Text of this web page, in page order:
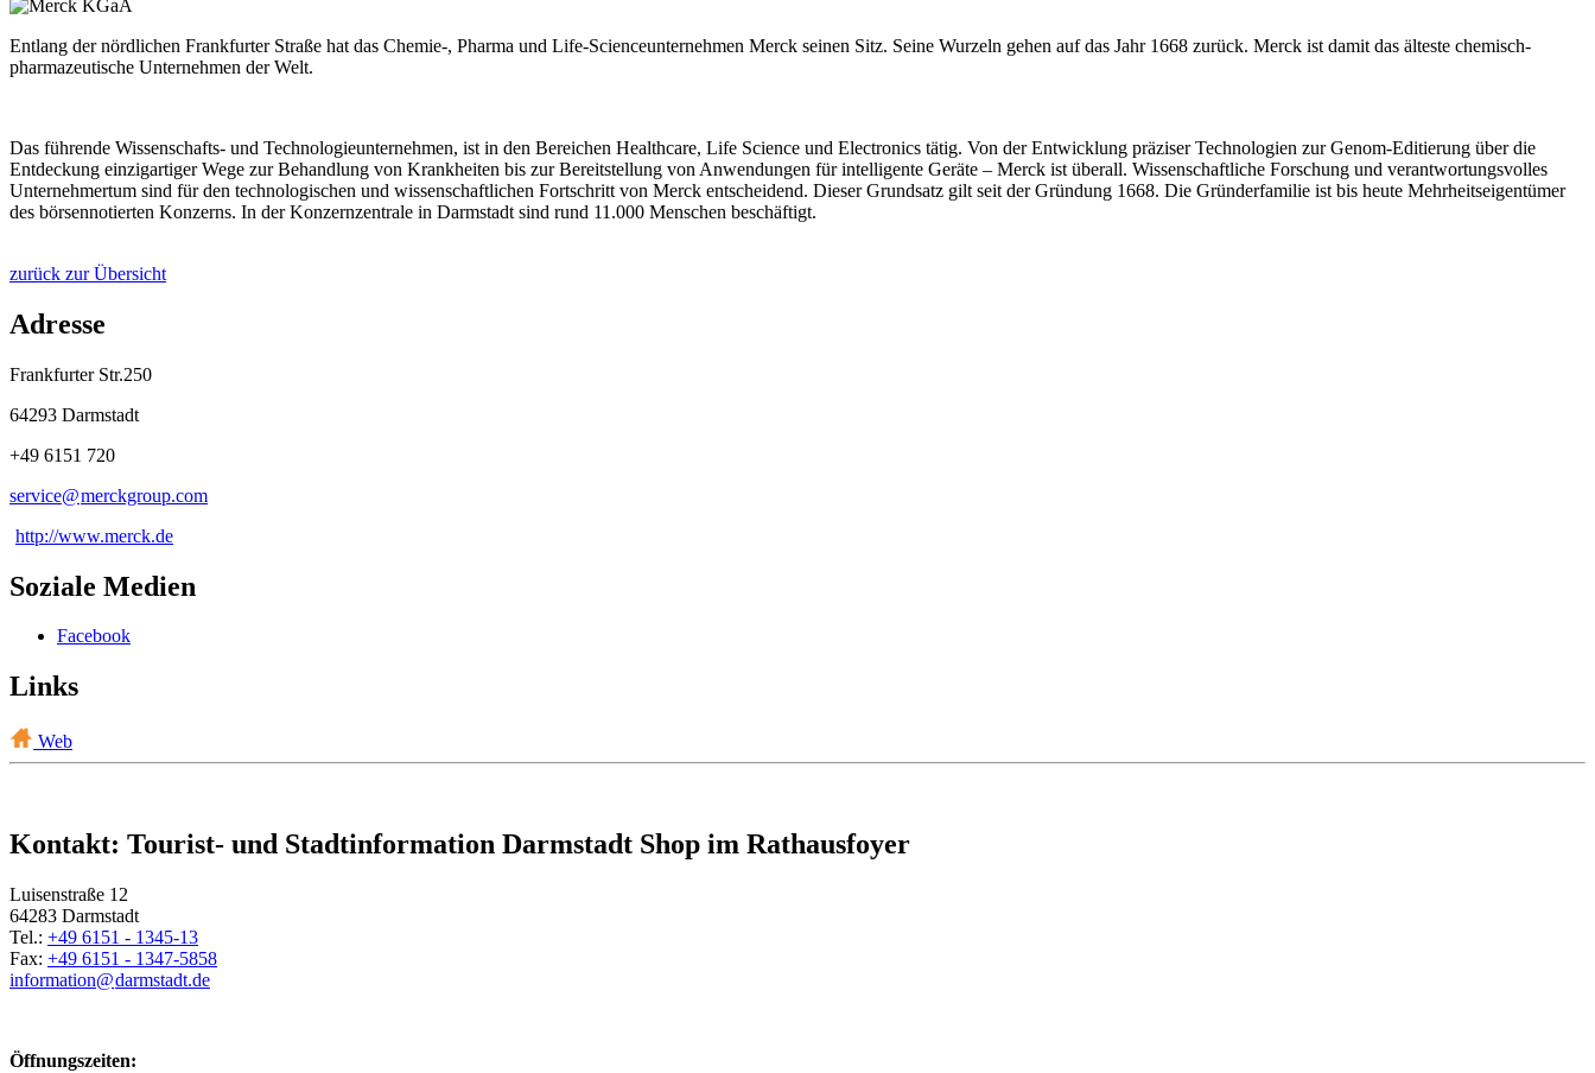
Entlang der nördlichen Frankfurter Straße hat das Chemie-, Pharma und Life-Scienceunternehmen Merck seinen Sitz. Seine Wurzeln gehen auf das Jahr 1668 zurück. Merck ist damit das älteste chemisch-
pharmazeutische Unternehmen der Welt.
Das führende Wissenschafts- und Technologieunternehmen, ist in den Bereichen Healthcare, Life Science und Electronics tätig. Von der Entwicklung präziser Technologien zur Genom-Editierung über die
Entdeckung einzigartiger Wege zur Behandlung von Krankheiten bis zur Bereitstellung von Anwendungen für intelligente Geräte – Merck ist überall. Wissenschaftliche Forschung und verantwortungsvolles
Unternehmertum sind für den technologischen und wissenschaftlichen Fortschritt von Merck entscheidend. Dieser Grundsatz gilt seit der Gründung 1668. Die Gründerfamilie ist bis heute Mehrheitseigentümer
des börsennotierten Konzerns. In der Konzernzentrale in Darmstadt sind rund 11.000 Menschen beschäftigt.
zurück zur Übersicht
Adresse
Frankfurter Str.250
64293 Darmstadt
+49 6151 720
service@merckgroup.com
http://www.merck.de
Soziale Medien
Facebook
Links
Web
Kontakt: Tourist- und Stadtinformation Darmstadt Shop im Rathausfoyer
Luisenstraße 12
64283 Darmstadt
Tel.: +49 6151 - 1345-13
Fax: +49 6151 - 1347-5858
information@darmstadt.de
Öffnungszeiten: